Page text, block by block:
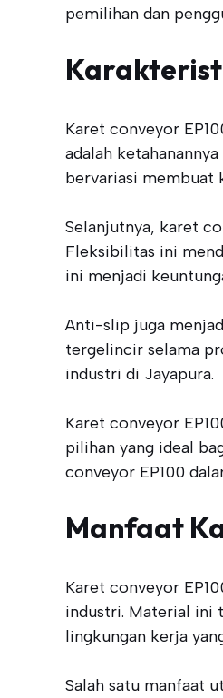
pemilihan dan
Karet conveyor
adalah
bervariasi membuat
Selanjutnya, karet
Fleksibilitas ini
ini menjadi
Anti-slip juga
tergelincir selama
industri di Jayapura.
Karet conveyor
pilihan yang ideal
conveyor EP100
Manfaat
Karet conveyor
industri. Material ini
lingkungan kerja
Salah satu manfaat